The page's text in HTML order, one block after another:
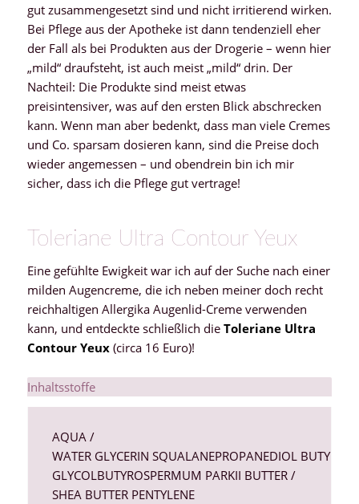
gut zusammengesetzt sind und nicht irritierend wirken.
Bei Pflege aus der Apotheke ist dann tendenziell eher
der Fall als bei Produkten aus der Drogerie – wenn hier
„mild“ draufsteht, ist auch meist „mild“ drin. Der
Nachteil: Die Produkte sind meist etwas
preisintensiver, was auf den ersten Blick abschrecken
kann. Wenn man aber bedenkt, dass man viele Cremes
und Co. sparsam dosieren kann, sind die Preise doch
wieder angemessen – und obendrein bin ich mir
sicher, dass ich die Pflege gut vertrage!
Toleriane Ultra Contour Yeux
Eine gefühlte Ewigkeit war ich auf der Suche nach einer
milden Augencreme, die ich neben meiner doch recht
reichhaltigen Allergika Augenlid-Creme verwenden
kann, und entdeckte schließlich die Toleriane Ultra
Contour Yeux(circa 16 Euro)!
Inhaltsstoffe
AQUA /
WATER GLYCERIN SQUALANEPROPANEDIOL BUTYLENE
GLYCOLBUTYROSPERMUM PARKII BUTTER /
SHEA BUTTER PENTYLENE